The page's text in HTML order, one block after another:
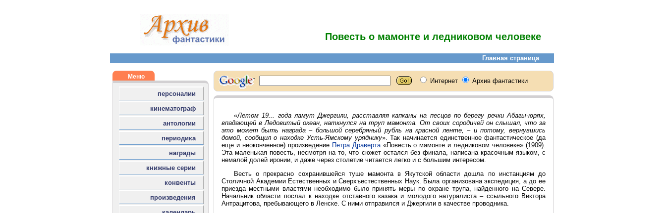
Повесть о мамонте и ледниковом человеке
«Летом 19... года ламут Джергили, расставляя капканы на песцов по берегу речки Абагы-юрях,
впадающей в Ледовитый океан, наткнулся на труп мамонта. От своих сородичей он слышал, что за
это может быть награда – большой серебряный рубль на красной ленте, – и потому, вернувшись
домой, сообщил о находке Усть-Ямскому уряднику». Так начинается единственное фантастическое (да
еще и неоконченное) произведение Петра Драверта«Повесть о мамонте и ледниковом человеке» (1909).
Эта маленькая повесть, несмотря на то, что сюжет остался без финала, написана красочным языком, с
немалой долей иронии, и даже через столетие читается легко и с большим интересом.
Весть о прекрасно сохранившейся туше мамонта в Якутской области дошла по инстанциям до
Столичной Академии Естественных и Сверхъестественных Наук. Была организована экспедиция, а до ее
приезда местными властями необходимо было принять меры по охране трупа, найденного на Севере.
Начальник области послал к находке отставного казака и молодого натуралиста – ссыльного Виктора
Антрацитова, пребывающего в Ленске. С ними отправился и Джергили в качестве проводника.